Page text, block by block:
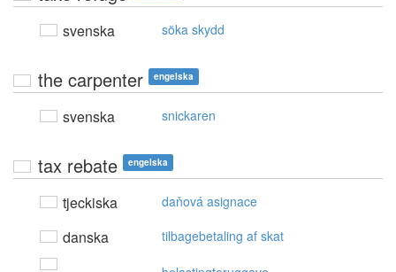
svenska söka skydd
the carpenter engelska
svenska snickaren
tax rebate engelska
tjeckiska daňová asignace
danska tilbagebetaling af skat